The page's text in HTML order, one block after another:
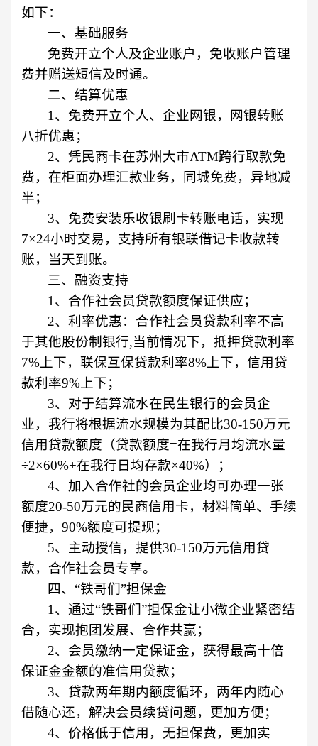
如下：
一、基础服务
免费开立个人及企业账户，免收账户管理
费并赠送短信及时通。
二、结算优惠
1 、免费开立个人、企业网银，网银转账
八折优惠；
2、凭民商卡在苏州大市ATM跨行取款免
费，在柜面办理汇款业务，同城免费，异地减
半；
3、免费安装乐收银刷卡转账电话，实现
7×24小时交易，支持所有银联借记卡收款转
账，当天到账。
三、融资支持
1 、合作社会员贷款额度保证供应；
2、利率优惠：合作社会员贷款利率不高
于其他股份制银行,当前情况下，抵押贷款利率
7% 上下，联保互保贷款利率8% 上下，信用贷
款利率9% 上下；
3、对于结算流水在民生银行的会员企
业，我行将根据流水规模为其配比30-150万元
信用贷款额度（贷款额度=在我行月均流水量
÷2×60%+在我行日均存款×40%）；
4、加入合作社的会员企业均可办理一张
额度20-50万元的民商信用卡，材料简单、手续
便捷， 90%额度可提现；
5、主动授信，提供30-150万元信用贷
款，合作社会员专享。
四、“铁哥们”担保金
1 、通过“铁哥们”担保金让小微企业紧密结
合，实现抱团发展、合作共赢；
2、会员缴纳一定保证金，获得最高十倍
保证金金额的准信用贷款；
3、贷款两年期内额度循环，两年内随心
借随心还，解决会员续贷问题，更加方便；
4、价格低于信用，无担保费，更加实